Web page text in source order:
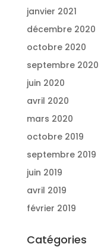
janvier 2021
décembre 2020
octobre 2020
septembre 2020
juin 2020
avril 2020
mars 2020
octobre 2019
septembre 2019
juin 2019
avril 2019
février 2019
Catégories